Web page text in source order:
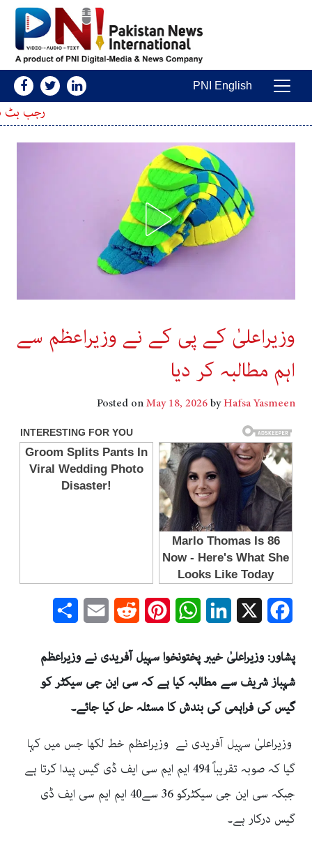
Main Navigation
PNI English
رجب بٹ نے اپنی ہوش رُبا آمدنی
وزیراعلیٰ کے پی کے نے وزیراعظم سے
اہم مطالبہ کر دیا
Posted onMay 18, 2026byHafsa Yasmeen
Facebook
LinkedIn
WhatsApp
Pinterest
Reddit
Email
پشاور: وزیراعلیٰ خیبر پختونخوا سہیل آفریدی نے وزیراعظم
شہباز شریف سے مطالبہ کیا ہے کہ سی این جی سیکٹر کو
گیس کی فراہمی کی بندش کا مسئلہ حل کیا جائے۔
وزیراعلیٰ سہیل آفریدی نے وزیراعظم خط لکھا جس میں کہا
گیا کہ صوبہ تقریباً 494 ایم ایم سی ایف ڈی گیس پیدا کرتا ہے
جبکہ سی این جی سیکٹرکو 36 سے40 ایم ایم سی ایف ڈی
گیس درکار ہے۔